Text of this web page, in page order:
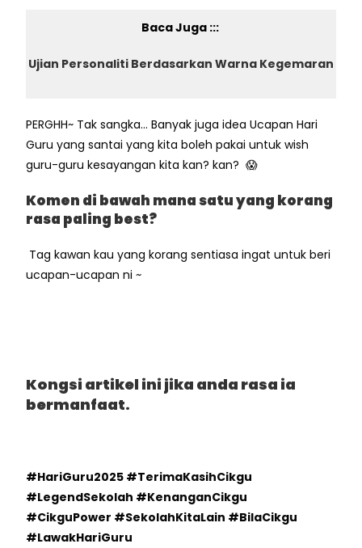
Baca Juga :::
Ujian Personaliti Berdasarkan Warna Kegemaran
PERGHH~ Tak sangka… Banyak juga idea Ucapan Hari
Guru yang santai yang kita boleh pakai untuk wish
guru-guru kesayangan kita kan? kan? 😱
Komen di bawah mana satu yang korang
rasa paling best?
Tag kawan kau yang korang sentiasa ingat untuk beri
ucapan-ucapan ni~
Kongsi artikel ini jika anda rasa ia
bermanfaat.
#HariGuru2025 #TerimaKasihCikgu
#LegendSekolah #KenanganCikgu
#CikguPower #SekolahKitaLain #BilaCikgu
#LawakHariGuru